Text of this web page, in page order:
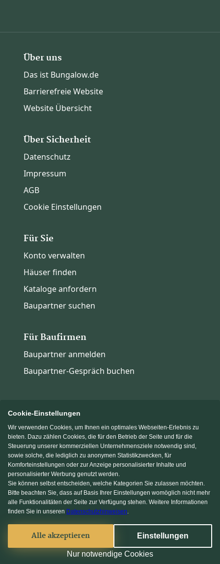
Über uns
Das ist Bungalow.de
Barrierefreie Website
Website Übersicht
Über Sicherheit
Datenschutz
Impressum
AGB
Cookie Einstellungen
Für Sie
Konto verwalten
Häuser finden
Kataloge anfordern
Baupartner suchen
Für Baufirmen
Baupartner anmelden
Baupartner-Gespräch buchen
Immowelt.de Bauen.de
Massivhaus.de Fertighaus.de
Einfamilienhaus.de
© 2013-2026 MS media systems GmbH
Facebook
Cookie-Einstellungen
Wir verwenden Cookies, um Ihnen ein optimales Webseiten-Erlebnis zu
bieten. Dazu zählen Cookies, die für den Betrieb der Seite und für die
Steuerung unserer kommerziellen Unternehmensziele notwendig sind,
sowie solche, die lediglich zu anonymen Statistikzwecken, für
Komforteinstellungen oder zur Anzeige personalisierter Inhalte und
personalisierter Werbung genutzt werden.
Sie können selbst entscheiden, welche Kategorien Sie zulassen möchten.
Bitte beachten Sie, dass auf Basis Ihrer Einstellungen womöglich nicht mehr
alle Funktionalitäten der Seite zur Verfügung stehen. Weitere Informationen
finden Sie in unseren Datenschutzhinweisen.
Alle akzeptieren Einstellungen
Nur notwendige Cookies